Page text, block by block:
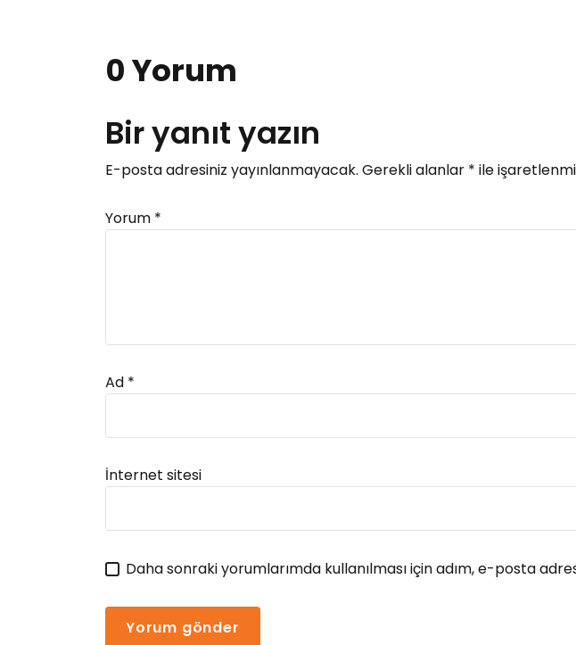
0 Yorum
Bir yanıt yazın
E-posta adresiniz yayınlanmayacak. Gerekli alanlar * ile
Yorum *
Ad *
İnternet sitesi
Daha sonraki yorumlarımda kullanılması için adım, e-posta